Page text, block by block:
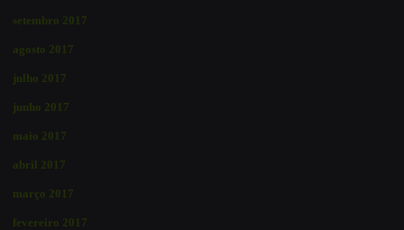
setembro 2017
agosto 2017
julho 2017
junho 2017
maio 2017
abril 2017
março 2017
fevereiro 2017